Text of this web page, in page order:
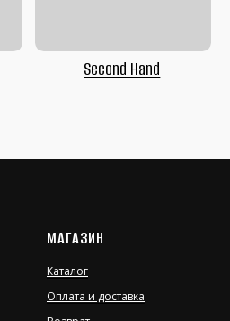
МАГАЗИН
Каталог
Оплата и доставка